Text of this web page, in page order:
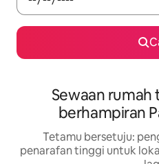
Sewaan
berhampiran
Tetamu bersetuju:
penarafan tinggi untuk